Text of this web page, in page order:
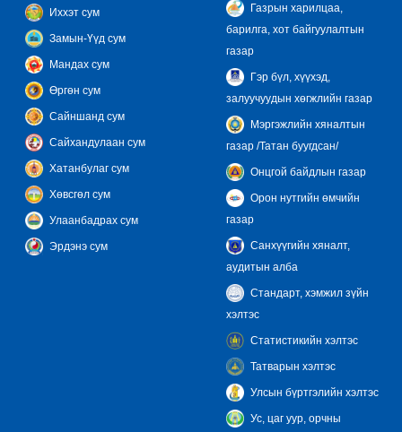
Иххэт сум
Замын-Үүд сум
Мандах сум
Өргөн сум
Сайншанд сум
Сайхандулаан сум
Хатанбулаг сум
Хөвсгөл сум
Улаанбадрах сум
Эрдэнэ сум
Газрын харилцаа,
барилга, хот байгуулалтын
газар
Гэр бүл, хүүхэд,
залуучуудын хөгжлийн газар
Мэргэжлийн хяналтын
газар /Татан буугдсан/
Онцгой байдлын газар
Орон нутгийн өмчийн
газар
Санхүүгийн хяналт,
аудитын алба
Стандарт, хэмжил зүйн
хэлтэс
Статистикийн хэлтэс
Татварын хэлтэс
Улсын бүртгэлийн хэлтэс
Ус, цаг уур, орчны